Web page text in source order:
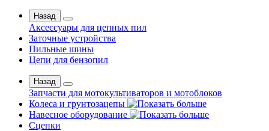
Назад
Аксессуары для цепных пил
Заточные устройства
Пильные шины
Цепи для бензопил
Назад
Запчасти для мотокультиваторов и мотоблоков
Колеса и грунтозацепы
Навесное оборудование
Сцепки